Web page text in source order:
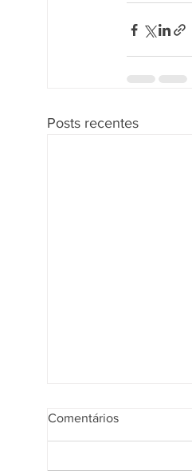
Posts recentes
Comentários